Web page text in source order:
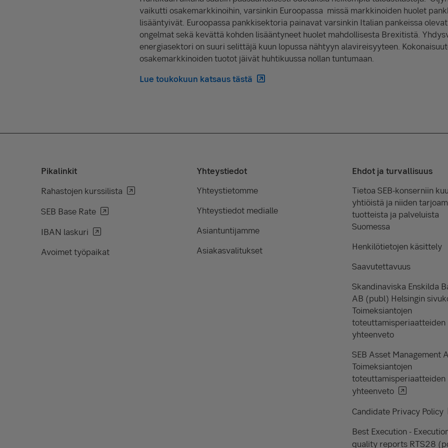
vaikutti osakemarkkinoihin, varsinkin Euroopassa missä markkinoiden huolet
lisääntyivät. Euroopassa pankkisektoria painavat varsinkin Italian pankeissa
ongelmat sekä kevättä kohden lisääntyneet huolet mahdollisesta Brexitistä.
energiasektori on suuri selittäjä kuun lopussa nähtyyn alavireisyyteen.
osakemarkkinoiden tuotot jäivät huhtikuussa nollan tuntumaan.
Lue toukokuun katsaus tästä
Pikalinkit
Rahastojen kurssilista
SEB Base Rate
IBAN laskuri
Avoimet työpaikat
Yhteystiedot
Yhteystietomme
Yhteystiedot medialle
Asiantuntijamme
Asiakasvalitukset
Ehdot ja turvallisuus
Tietoa SEB-konserniin
yhtiöistä ja niiden
tuotteista ja palveluista
Suomessa
Henkilötietojen käsittely
Saavutettavuus
Skandinaviska Enskilda
AB (publ) Helsingin
Toimeksiantojen
toteuttamisperiaatteiden
yhteenveto
SEB Asset Management
Toimeksiantojen
toteuttamisperiaatteiden
yhteenveto
Candidate Privacy Policy
Best Execution -
quality reports RTS28